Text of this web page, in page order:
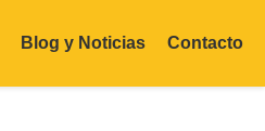
Blog y Noticias Contacto